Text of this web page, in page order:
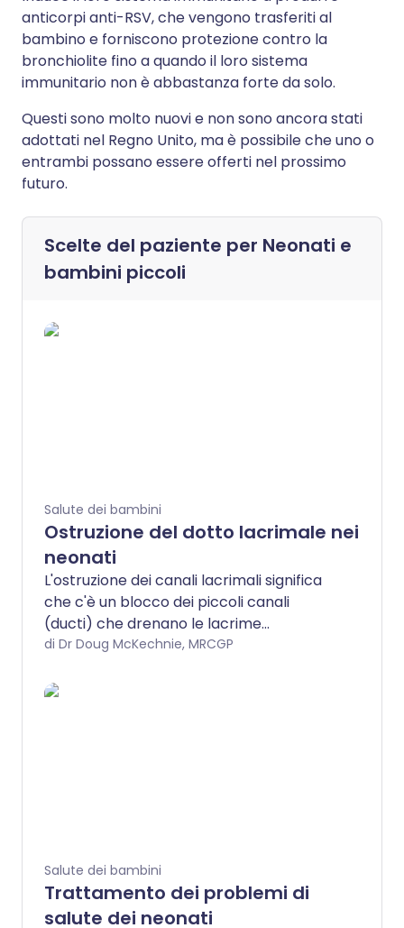
anticorpi anti-RSV, che vengono trasferiti al
bambino e forniscono protezione contro la
bronchiolite fino a quando il loro sistema
immunitario non è abbastanza forte da solo.
Questi sono molto nuovi e non sono ancora stati
adottati nel Regno Unito, ma è possibile che uno o
entrambi possano essere offerti nel prossimo
futuro.
Scelte del paziente per Neonati e
bambini piccoli
Salute dei bambini
Ostruzione del dotto lacrimale nei
neonati
L'ostruzione dei canali lacrimali significa
che c'è un blocco dei piccoli canali
(ducti) che drenano le lacrime
dall'angolo interno dell'occhio verso il
canali lacrimali ostruiti. Di solito si aprono
di Dr Doug McKechnie, MRCGP
Salute dei bambini
Trattamento dei problemi di
salute dei neonati